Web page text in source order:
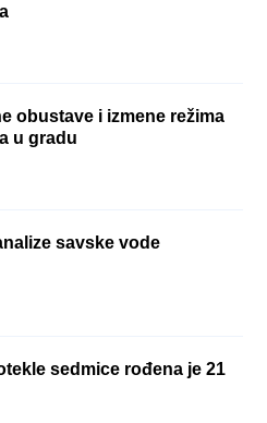
obustave i izmene režima
u gradu
savske vode
sedmice rođena je 21